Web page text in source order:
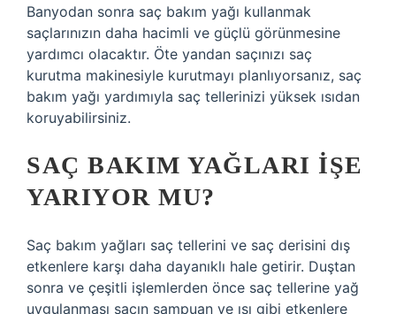
Banyodan sonra saç bakım yağı kullanmak
saçlarınızın daha hacimli ve güçlü görünmesine
yardımcı olacaktır. Öte yandan saçınızı saç
kurutma makinesiyle kurutmayı planlıyorsanız, saç
bakım yağı yardımıyla saç tellerinizi yüksek ısıdan
koruyabilirsiniz.
SAÇ BAKIM YAĞLARI IŞE
YARIYOR MU?
Saç bakım yağları saç tellerini ve saç derisini dış
etkenlere karşı daha dayanıklı hale getirir. Duştan
sonra ve çeşitli işlemlerden önce saç tellerine yağ
uygulanması saçın şampuan ve ısı gibi etkenlere